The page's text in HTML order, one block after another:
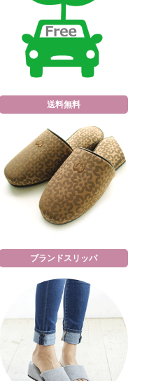
送料無料
ブランドスリッパ